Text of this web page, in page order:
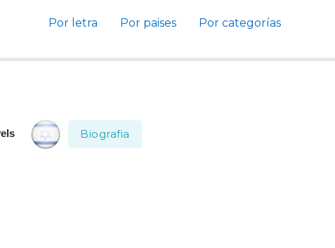
Por letra Por paises Por categorías
Biografia